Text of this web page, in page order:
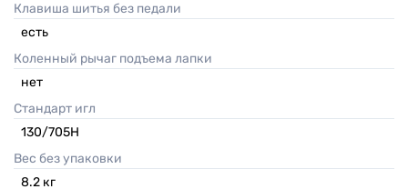
Клавиша шитья без педали
есть
Коленный рычаг подъема лапки
нет
Стандарт игл
130/705H
Вес без упаковки
8.2 кг